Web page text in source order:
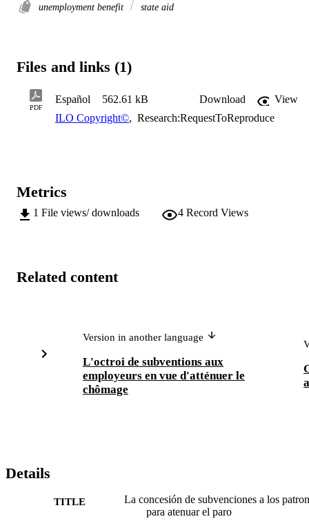
unemployment benefit state aid
Files and links (1)
PDF
Español 562.61 kB Download
View
ILO Copyright©, Research:RequestToReproduce
Metrics
1 File views/ downloads 4 Record Views
Related content
Version in another language
L'octroi de subventions aux
employeurs en vue d'atténuer le
chômage
Details
TITLE
La concesión de subvenciones a los
para atenuar el paro